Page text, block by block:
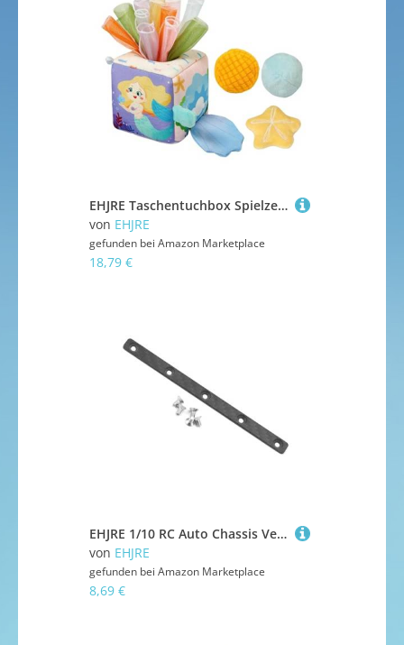
EHJRE Taschentuchbox Spielzeug, Weiches Lernspielzeug für Babys Ab 6 Monaten
von EHJRE
gefunden bei Amazon Marketplace
18,79 €
EHJRE 1/10 RC Auto Chassis Verstärkung Reparatur Teile für Crawler Truck Fahrzeuge
von EHJRE
gefunden bei Amazon Marketplace
8,69 €